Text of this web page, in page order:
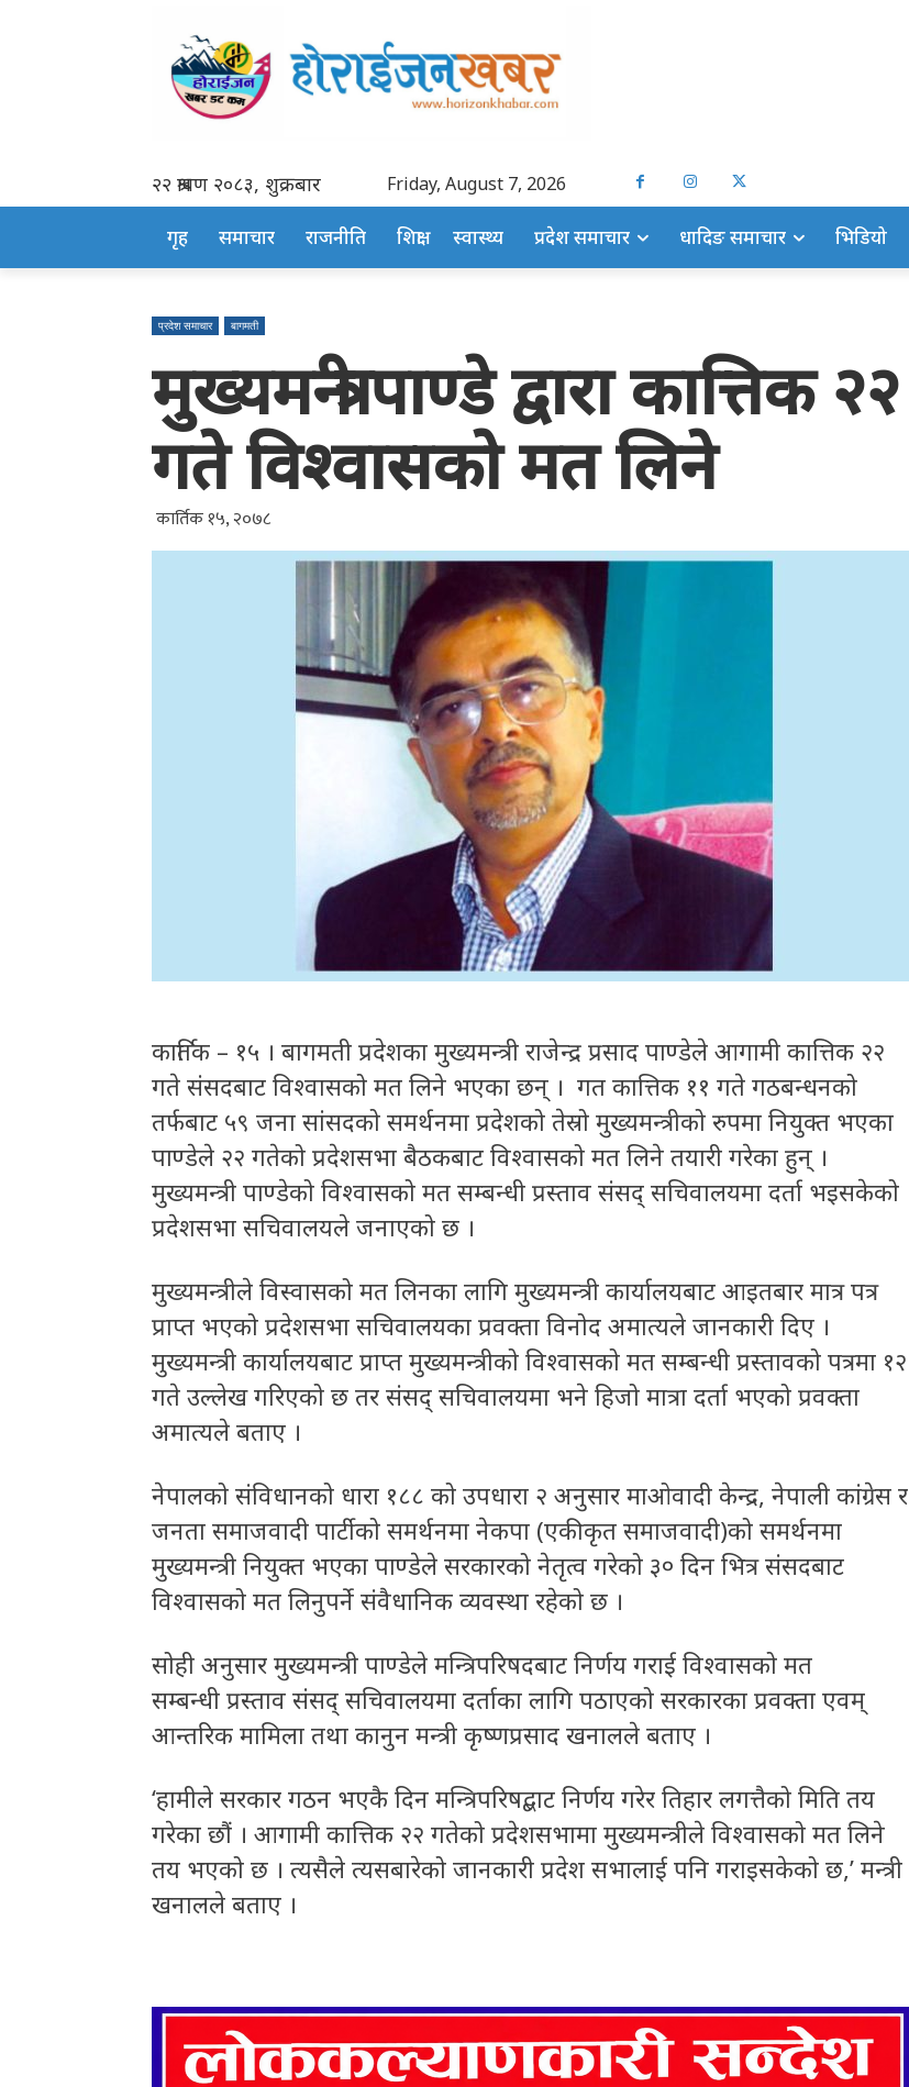
२२ श्रावण २०८३, शुक्रबार Friday, August 7, 2026
गृह समाचार राजनीति शिक्षा स्वास्थ्य प्रदेश समाचार धादिङ समाचार भिडियो
प्रदेश समाचार बागमती
मुख्यमन्त्री पाण्डे द्वारा कात्तिक २२
गते विश्वासको मत लिने
कार्तिक १५, २०७८
कार्तिक – १५ । बागमती प्रदेशका मुख्यमन्त्री राजेन्द्र प्रसाद पाण्डेले आगामी कात्तिक २२
गते संसदबाट विश्वासको मत लिने भएका छन् । गत कात्तिक ११ गते गठबन्धनको
तर्फबाट ५९ जना सांसदको समर्थनमा प्रदेशको तेस्रो मुख्यमन्त्रीको रुपमा नियुक्त भएका
पाण्डेले २२ गतेको प्रदेशसभा बैठकबाट विश्वासको मत लिने तयारी गरेका हुन् ।
मुख्यमन्त्री पाण्डेको विश्वासको मत सम्बन्धी प्रस्ताव संसद् सचिवालयमा दर्ता भइसकेको
प्रदेशसभा सचिवालयले जनाएको छ ।
मुख्यमन्त्रीले विस्वासको मत लिनका लागि मुख्यमन्त्री कार्यालयबाट आइतबार मात्र पत्र
प्राप्त भएको प्रदेशसभा सचिवालयका प्रवक्ता विनोद अमात्यले जानकारी दिए ।
मुख्यमन्त्री कार्यालयबाट प्राप्त मुख्यमन्त्रीको विश्वासको मत सम्बन्धी प्रस्तावको पत्रमा १२
गते उल्लेख गरिएको छ तर संसद् सचिवालयमा भने हिजो मात्रा दर्ता भएको प्रवक्ता
अमात्यले बताए ।
नेपालको संविधानको धारा १८८ को उपधारा २ अनुसार माओवादी केन्द्र, नेपाली कांग्रेस र
जनता समाजवादी पार्टीको समर्थनमा नेकपा (एकीकृत समाजवादी)को समर्थनमा
मुख्यमन्त्री नियुक्त भएका पाण्डेले सरकारको नेतृत्व गरेको ३० दिन भित्र संसदबाट
विश्वासको मत लिनुपर्ने संवैधानिक व्यवस्था रहेको छ ।
सोही अनुसार मुख्यमन्त्री पाण्डेले मन्त्रिपरिषदबाट निर्णय गराई विश्वासको मत
सम्बन्धी प्रस्ताव संसद् सचिवालयमा दर्ताका लागि पठाएको सरकारका प्रवक्ता एवम्
आन्तरिक मामिला तथा कानुन मन्त्री कृष्णप्रसाद खनालले बताए ।
‘हामीले सरकार गठन भएकै दिन मन्त्रिपरिषद्बाट निर्णय गरेर तिहार लगत्तैको मिति तय
गरेका छौं । आगामी कात्तिक २२ गतेको प्रदेशसभामा मुख्यमन्त्रीले विश्वासको मत लिने
तय भएको छ । त्यसैले त्यसबारेको जानकारी प्रदेश सभालाई पनि गराइसकेको छ,’ मन्त्री
खनालले बताए ।